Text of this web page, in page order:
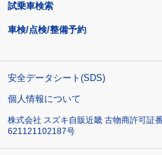
試乗車検索
車検/点検/整備予約
安全データシート(SDS)
個人情報について
株式会社 スズキ自販近畿 古物商許可証
621121102187号